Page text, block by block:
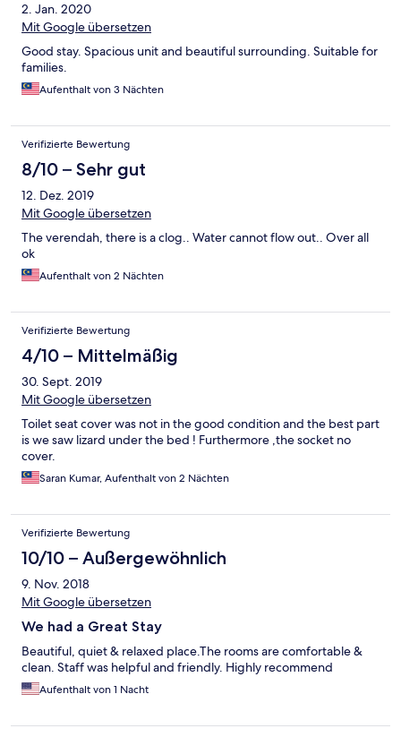
2. Jan. 2020
Mit Google übersetzen
Good stay. Spacious unit and beautiful surrounding. Suitable for
families.
Aufenthalt von 3 Nächten
Verifizierte Bewertung
8/10 – Sehr gut
12. Dez. 2019
Mit Google übersetzen
The verendah, there is a clog.. Water cannot flow out.. Over all
ok
Aufenthalt von 2 Nächten
Verifizierte Bewertung
4/10 – Mittelmäßig
30. Sept. 2019
Mit Google übersetzen
Toilet seat cover was not in the good condition and the best part
is we saw lizard under the bed ! Furthermore ,the socket no
cover.
Saran Kumar, Aufenthalt von 2 Nächten
Verifizierte Bewertung
10/10 – Außergewöhnlich
9. Nov. 2018
Mit Google übersetzen
We had a Great Stay
Beautiful, quiet & relaxed place.The rooms are comfortable &
clean. Staff was helpful and friendly. Highly recommend
Aufenthalt von 1 Nacht